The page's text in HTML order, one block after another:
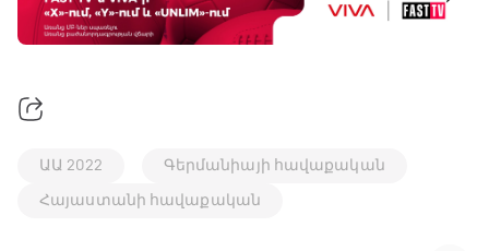
ԱԱ 2022
Գերմանիայի հավաքական
Հայաստանի հավաքական